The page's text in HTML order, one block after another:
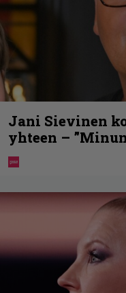
Jani Sievinen
yhteen –